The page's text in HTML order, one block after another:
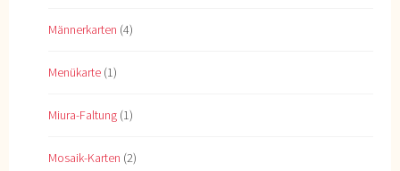
Männerkarten (4)
Menükarte (1)
Miura-Faltung (1)
Mosaik-Karten (2)